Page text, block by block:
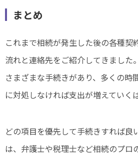
まとめ
これまで相続が発生した後の各種契
流れと連絡先をご紹介してきました
さまざまな手続きがあり、多くの時
に対処しなければ支出が増えていく
どの項目を優先して手続きすれば良
は、弁護士や税理士など相続のプロ